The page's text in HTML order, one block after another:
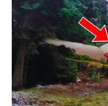
Love Untangled